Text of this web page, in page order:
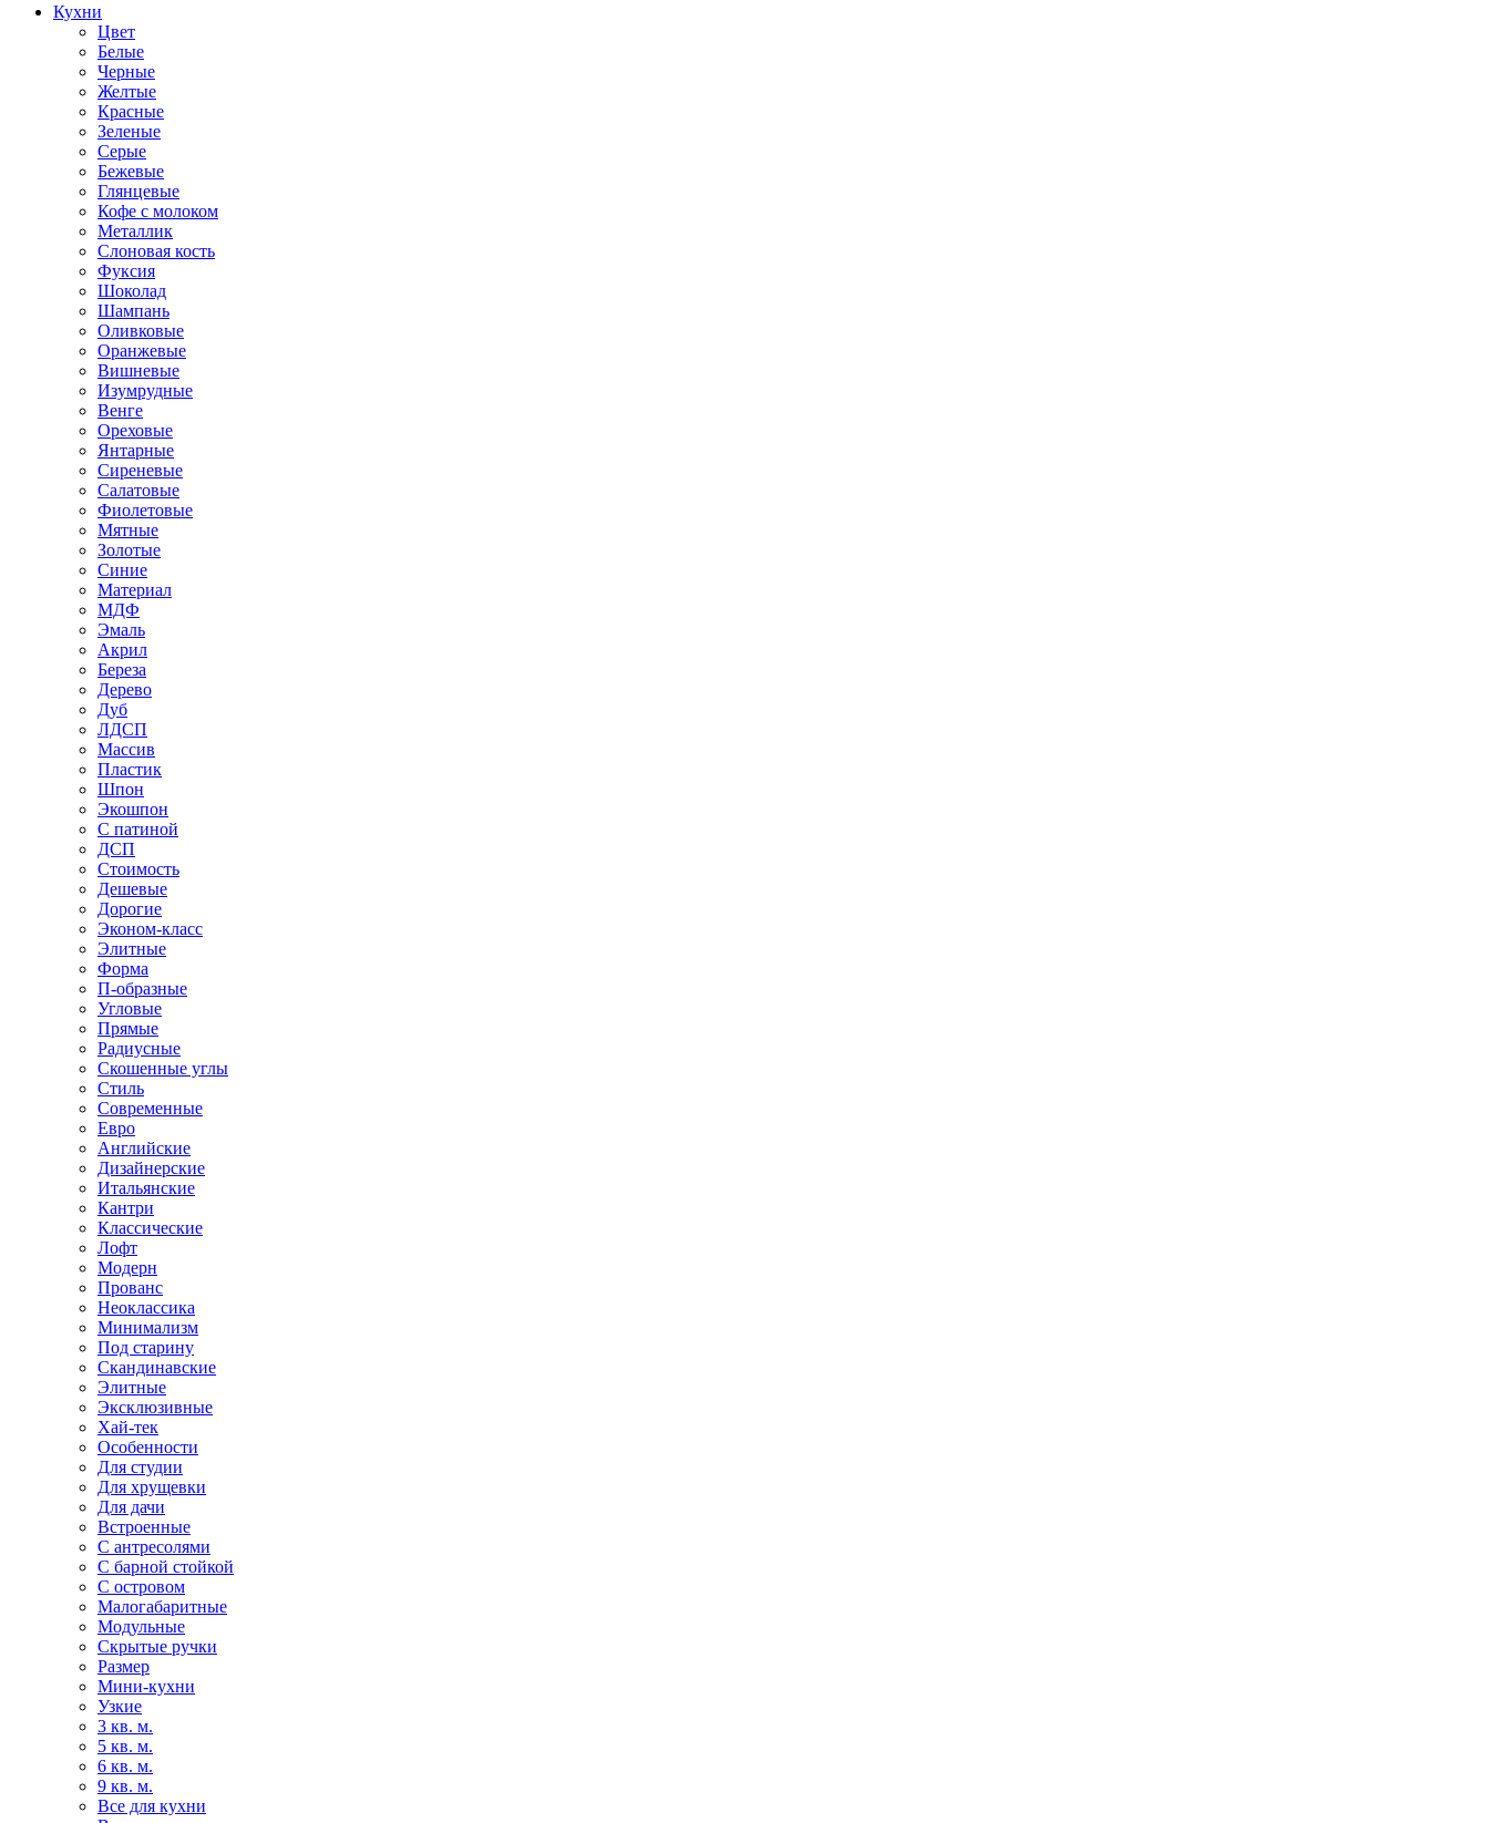
Кухни
Цвет
Белые
Черные
Желтые
Красные
Зеленые
Серые
Бежевые
Глянцевые
Кофе с молоком
Металлик
Слоновая кость
Фуксия
Шоколад
Шампань
Оливковые
Оранжевые
Вишневые
Изумрудные
Венге
Ореховые
Янтарные
Сиреневые
Салатовые
Фиолетовые
Мятные
Золотые
Синие
Материал
МДФ
Эмаль
Акрил
Береза
Дерево
Дуб
ЛДСП
Массив
Пластик
Шпон
Экошпон
С патиной
ДСП
Стоимость
Дешевые
Дорогие
Эконом-класс
Элитные
Форма
П-образные
Угловые
Прямые
Радиусные
Скошенные углы
Стиль
Современные
Евро
Английские
Дизайнерские
Итальянские
Кантри
Классические
Лофт
Модерн
Прованс
Неоклассика
Минимализм
Под старину
Скандинавские
Элитные
Эксклюзивные
Хай-тек
Особенности
Для студии
Для хрущевки
Для дачи
Встроенные
С антресолями
С барной стойкой
С островом
Малогабаритные
Модульные
Скрытые ручки
Размер
Мини-кухни
Узкие
3 кв. м.
5 кв. м.
6 кв. м.
9 кв. м.
Все для кухни